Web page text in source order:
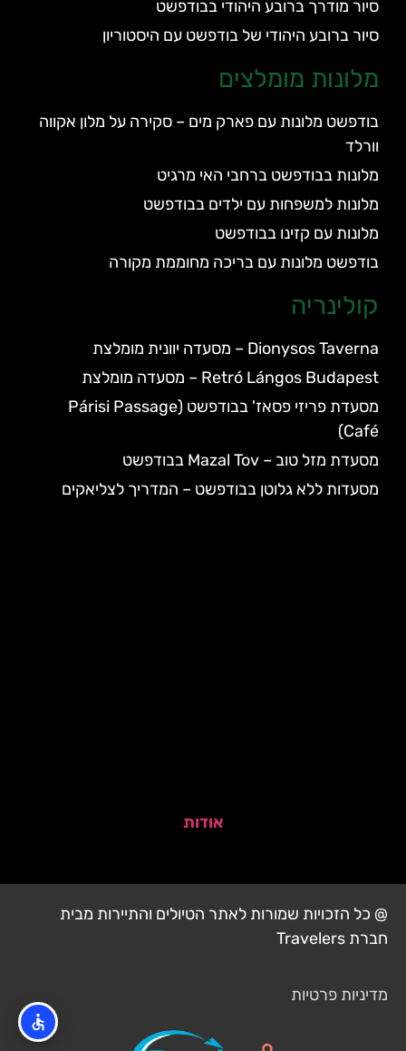
סיור מודרך ברובע היהודי בבודפשט
סיור ברובע היהודי של בודפשט עם היסטוריון
מלונות מומלצים
בודפשט מלונות עם פארק מים – סקירה על מלון אקווה
וורלד
מלונות בבודפשט ברחבי האי מרגיט
מלונות למשפחות עם ילדים בבודפשט
מלונות עם קזינו בבודפשט
בודפשט מלונות עם בריכה מחוממת מקורה
קולינריה
Dionysos Taverna – מסעדה יוונית מומלצת
Retró Lángos Budapest – מסעדה מומלצת
מסעדת פריזי פסאז' בבודפשט (Párisi Passage
Café)
מסעדת מזל טוב – Mazal Tov בבודפשט
מסעדות ללא גלוטן בבודפשט – המדריך לצליאקים
אודות
@ כל הזכויות שמורות לאתר הטיולים והתיירות מבית
חברת Travelers
מדיניות פרטיות